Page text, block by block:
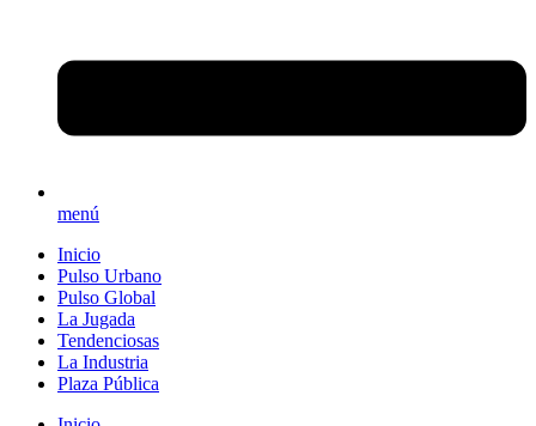
menú
Inicio
Pulso Urbano
Pulso Global
La Jugada
Tendenciosas
La Industria
Plaza Pública